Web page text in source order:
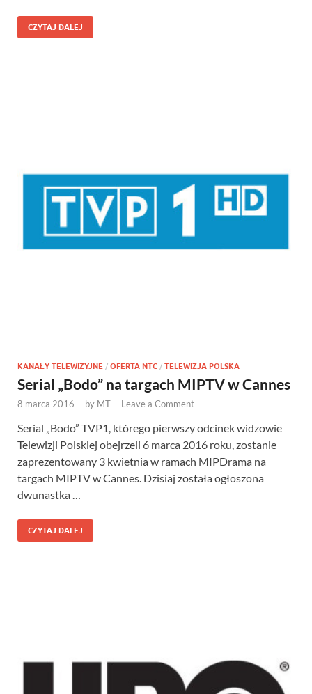
CZYTAJ DALEJ
KANAŁY TELEWIZYJNE / OFERTA NTC / TELEWIZJA POLSKA
Serial „Bodo” na targach MIPTV w Cannes
8 marca 2016 - by MT - Leave a Comment
Serial „Bodo” TVP1, którego pierwszy odcinek widzowie
Telewizji Polskiej obejrzeli 6 marca 2016 roku, zostanie
zaprezentowany 3 kwietnia w ramach MIPDrama na
targach MIPTV w Cannes. Dzisiaj została ogłoszona
dwunastka …
CZYTAJ DALEJ